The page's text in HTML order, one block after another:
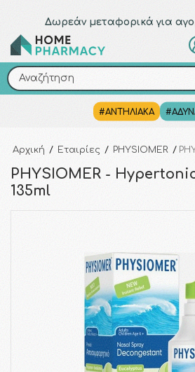
Δωρεάν μεταφορικά για
Αναζήτηση
#ΑΝΤΗΛΙΑΚΑ
Αρχική / Εταιρίες / PHYSIOMER /
PHYSIOMER -
135ml